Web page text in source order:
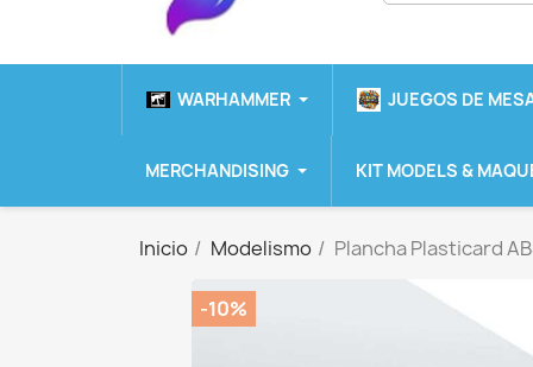
WARHAMMER JUEGOS DE
MERCHANDISING KIT MODELS &
Inicio Modelismo Plancha Plasticard
-10%